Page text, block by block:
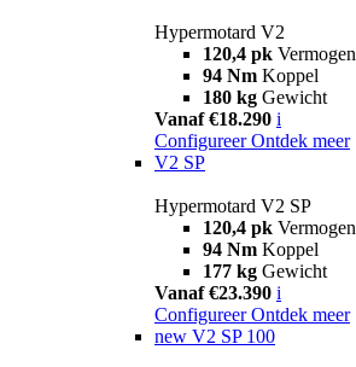
Hypermotard V2
120,4 pk Vermogen
94 Nm Koppel
180 kg Gewicht
Vanaf €18.290 i
Configureer Ontdek meer
V2 SP
Hypermotard V2 SP
120,4 pk Vermogen
94 Nm Koppel
177 kg Gewicht
Vanaf €23.390 i
Configureer Ontdek meer
new V2 SP 100